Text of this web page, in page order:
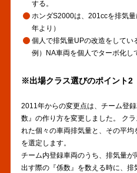
する。
ホンダS2000は、201ccを排気
年より）
個人で排気量UPの改造をしてい
例）NA車両を個人でターボ化し
※出場クラス選びのポイント2
2011年からの変更点は、チーム登
数』の作り方を変更しました。 ク
れた個々の車両排気量と、その平
を選定します。
チーム内登録車両のうち、排気量
出す際の『係数』を数える時に、